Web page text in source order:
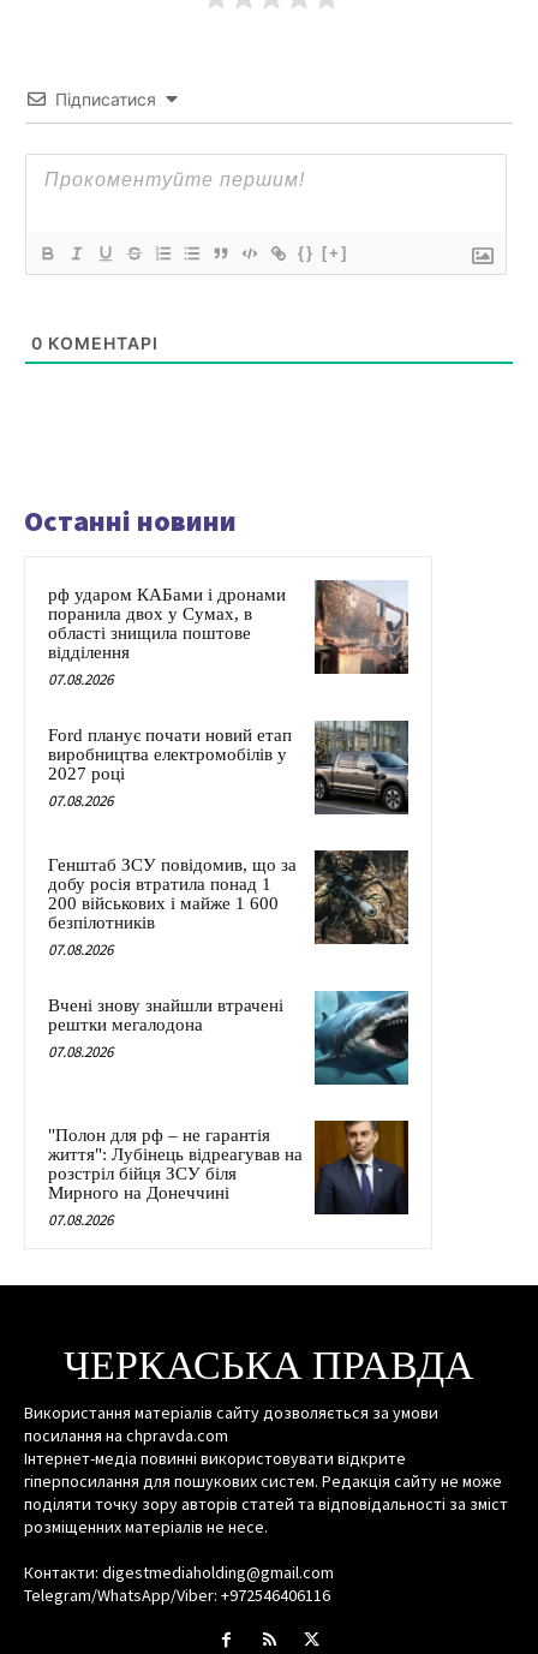
Підписатися
{} [+]
0 КОМЕНТАРІ
Останні новини
рф ударом КАБами і дронами
поранила двох у Сумах, в
області знищила поштове
відділення
07.08.2026
Ford планує почати новий етап
виробництва електромобілів у
2027 році
07.08.2026
Генштаб ЗСУ повідомив, що за
добу росія втратила понад 1
200 військових і майже 1 600
безпілотників
07.08.2026
Вчені знову знайшли втрачені
рештки мегалодона
07.08.2026
"Полон для рф – не гарантія
життя": Лубінець відреагував на
розстріл бійця ЗСУ біля
Мирного на Донеччині
07.08.2026
ЧЕРКАСЬКА ПРАВДА
Використання матеріалів сайту дозволяється за умови
посилання на chpravda.com
Інтернет-медіа повинні використовувати відкрите
гіперпосилання для пошукових систем. Редакція сайту не може
поділяти точку зору авторів статей та відповідальності за зміст
розміщенних матеріалів не несе.
Контакти: digestmediaholding@gmail.com
Telegram/WhatsApp/Viber: +972546406116